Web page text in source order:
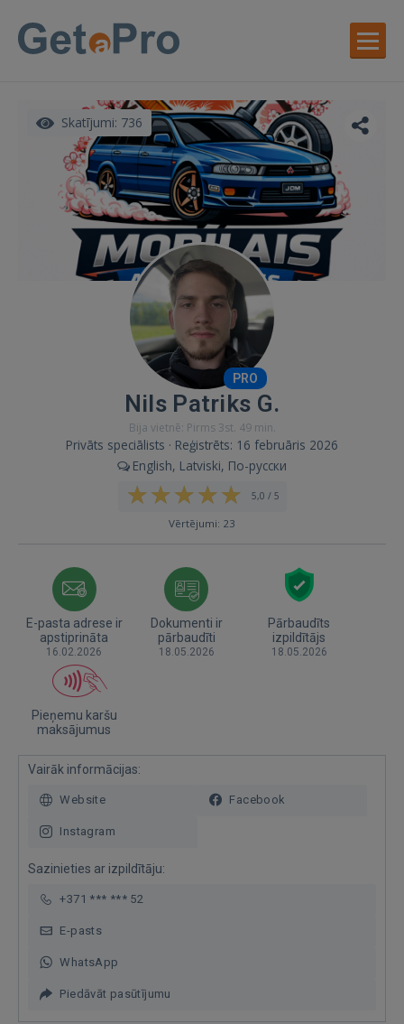
Skatījumi: 736
PRO
Nils Patriks G.
Bija vietnē: Pirms 3st. 49 min.
Privāts speciālists · Reģistrēts: 16 februāris 2026
English, Latviski, По-русски
5,0 / 5
Vērtējumi: 23
E-pasta adrese ir
apstiprināta
16.02.2026
Dokumenti ir
pārbaudīti
18.05.2026
Pārbaudīts
izpildītājs
18.05.2026
Pieņemu karšu
maksājumus
Vairāk informācijas:
Website Facebook
Instagram
Sazinieties ar izpildītāju:
+371 *** *** 52
E-pasts
WhatsApp
Piedāvāt pasūtījumu